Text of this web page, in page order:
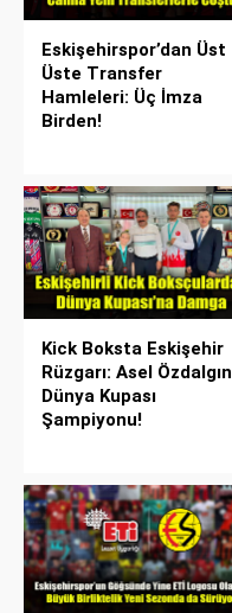
Eskişehirspor’dan Üst
Üste Transfer
Hamleleri: Üç İmza
Birden!
Kick Boksta Eskişehir
Rüzgarı: Asel Özdalgın
Dünya Kupası
Şampiyonu!